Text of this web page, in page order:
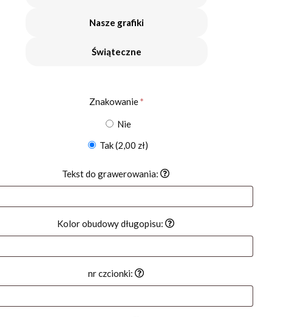
Nasze grafiki
Świąteczne
Znakowanie*
Nie
Tak(2,00 zł)
Tekst do grawerowania:
Kolor obudowy długopisu:
nr czcionki: